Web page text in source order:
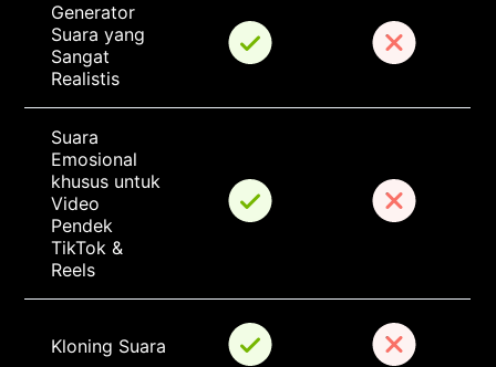
Generator
Suara yang
Sangat
Realistis
Suara
Emosional
khusus untuk
Video
Pendek
TikTok &
Reels
Kloning Suara